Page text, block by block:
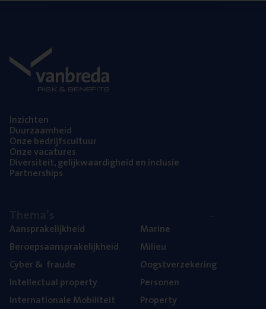
Inzich­ten
Duur­zaam­heid
Onze bedrijfs­cul­tuur
Onze vaca­tu­res
Diver­si­teit, gelijk­waar­dig­heid en inclusie
Part­ner­ships
Aan­spra­ke­lijk­heid
Beroeps­aan­spra­ke­lijk­heid
Cyber& fraude
Intel­lec­tu­al property
Inter­na­ti­o­na­le Mobiliteit
Mari­ne
Mili­eu
Oogst­ver­ze­ke­ring
Per­so­nen
Pro­per­ty